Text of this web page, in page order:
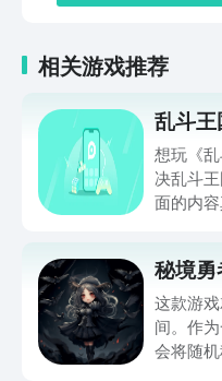
相关游戏推荐
乱斗
想玩《
决乱斗
面的内
app进行
利最多
游戏资
动内容等
秘境
这款游
间。作
会将随